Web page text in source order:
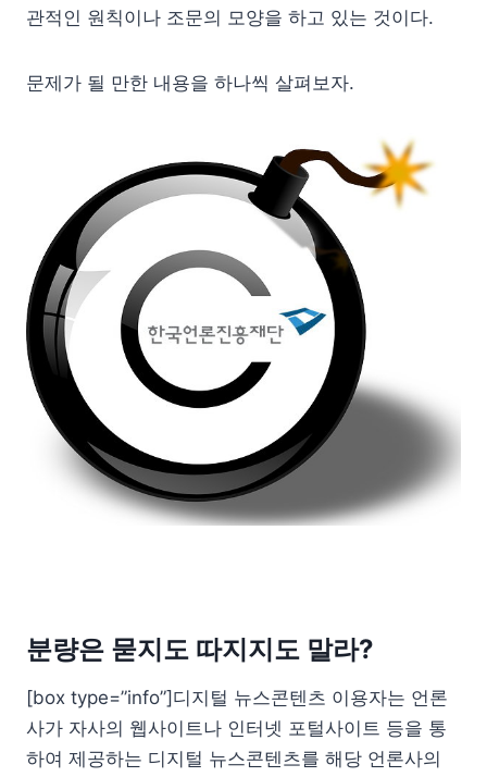
관적인 원칙이나 조문의 모양을 하고 있는 것이다.
문제가 될 만한 내용을 하나씩 살펴보자.
분량은 묻지도 따지지도 말라?
[box type=”info”]디지털 뉴스콘텐츠 이용자는 언론
사가 자사의 웹사이트나 인터넷 포털사이트 등을 통
하여 제공하는 디지털 뉴스콘텐츠를 해당 언론사의